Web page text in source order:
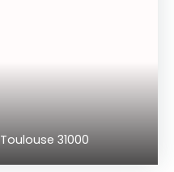
Toulouse 31000